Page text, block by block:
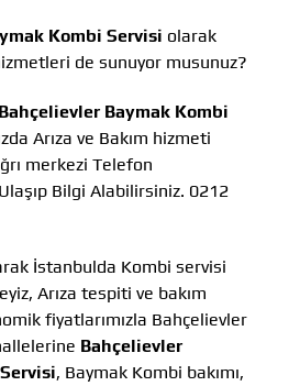
Kombi Servisi olarak
de sunuyor musunuz?
Bahçelievler Baymak Kombi
Arıza ve Bakım hizmeti
merkezi Telefon
Bilgi Alabilirsiniz. 0212
İstanbulda Kombi servisi
Arıza tespiti ve bakım
fiyatlarımızla Bahçelievler
Bahçelievler
, Baymak Kombi bakımı,